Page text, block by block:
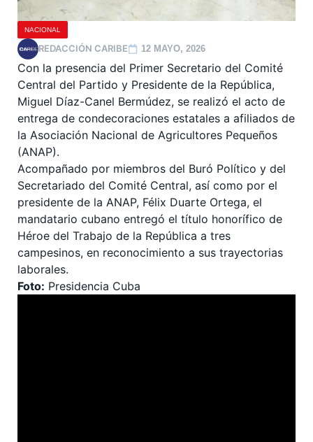
NACIONAL
REDACCIÓN CARIBE 12 MAYO, 2026
Con la presencia del Primer Secretario del Comité
Central del Partido y Presidente de la República,
Miguel Díaz-Canel Bermúdez, se realizó el acto de
entrega de condecoraciones estatales a afiliados de
la Asociación Nacional de Agricultores Pequeños
(ANAP).
Acompañado por miembros del Buró Político y del
Secretariado del Comité Central, así como por el
presidente de la ANAP, Félix Duarte Ortega, el
mandatario cubano entregó el título honorífico de
Héroe del Trabajo de la República a tres
campesinos, en reconocimiento a sus trayectorias
laborales.
Foto: Presidencia Cuba